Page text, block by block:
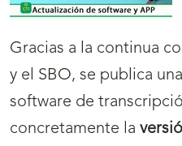
Gracias a la continua
y el SBO, se publica una
software de
concretamente la